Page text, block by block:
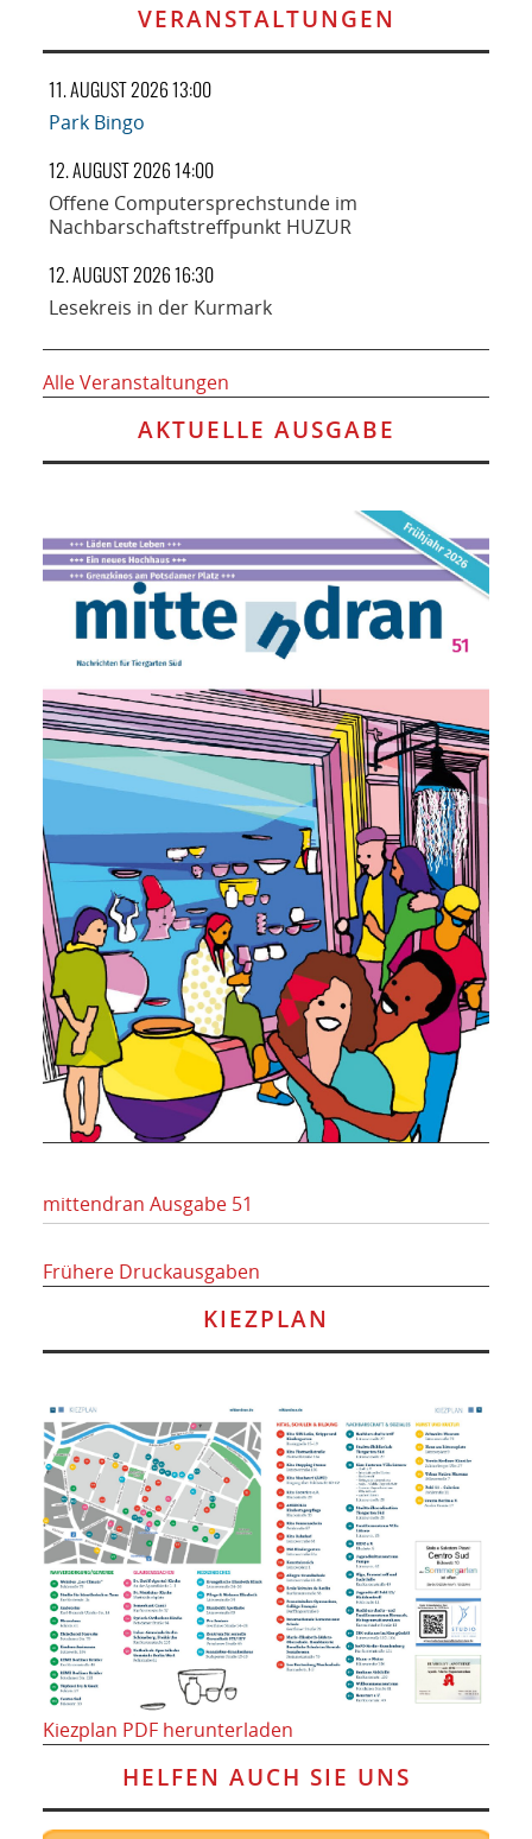
VERANSTALTUNGEN
11. AUGUST 2026 13:00
Park Bingo
12. AUGUST 2026 14:00
Offene Computersprechstunde im
Nachbarschaftstreffpunkt HUZUR
12. AUGUST 2026 16:30
Lesekreis in der Kurmark
Alle Veranstaltungen
AKTUELLE AUSGABE
mittendran Ausgabe 51
Frühere Druckausgaben
KIEZPLAN
Kiezplan PDF herunterladen
HELFEN AUCH SIE UNS